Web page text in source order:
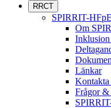
RRCT
SPIRRIT-
Om
Länkar
Kontakta
Frågor